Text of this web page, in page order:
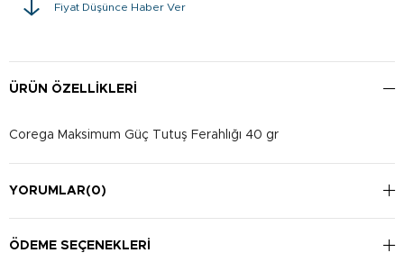
Fiyat Düşünce Haber Ver
ÜRÜN ÖZELLIKLERI
Corega Maksimum Güç Tutuş Ferahlığı 40 gr
YORUMLAR(0)
ÖDEME SEÇENEKLERI